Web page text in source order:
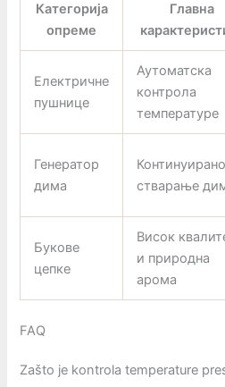
Категорија
опреме
Главна
Електричне
пушнице
Аутоматска
контрола
температуре
Генератор
дима
Континуирано
стварање
Букове
цепке
Висок
и природна
арома
FAQ
Zašto je kontrola temperature